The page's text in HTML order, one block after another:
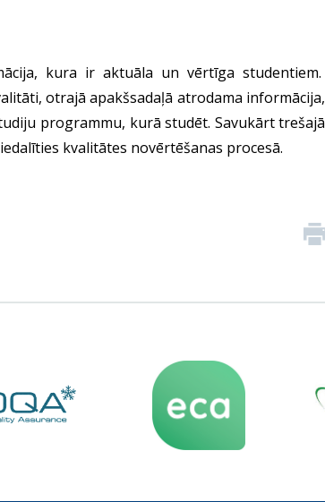
kura ir aktuāla un vērtīga studentiem.
otrajā apakšsadaļā atrodama informācija,
programmu, kurā studēt. Savukārt trešajā
kvalitātes novērtēšanas procesā.